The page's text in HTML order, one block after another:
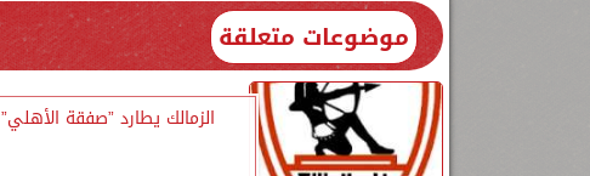
موضوعات متعلقة
الزمالك يطارد ”صفقة الأهلي”